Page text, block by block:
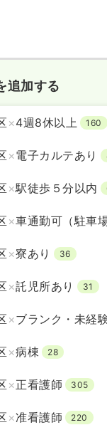
追加する
×4週8休以上 160
×電子カルテあり
×駅徒歩５分以内
×車通勤可（駐車場
×寮あり 36
×託児所あり 31
×ブランク・未経
×病棟 28
×正看護師 305
×准看護師 220